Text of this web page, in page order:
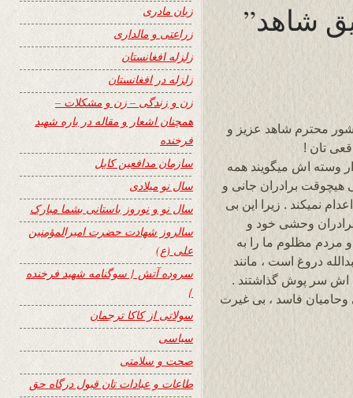
شاهد”
محترم شاهد عزیز و
تان !
وسته اش میگویند همه
برادران جانی و
نمیکند . زیرا این بی
وحشی خود و
مردم مظلوم ما را به
دروغ است ، مانند
اش سر پوش گذاشتند .
فاسد ، بی غیرت
زبان مادری
زراعتی و مالداری
زلزله افغانستان
زلزله در افغانستان
زن و زندگی – زن و مشکلات –
همچنان اشعار و مقاله در باره شهید
فرخنده
سازمان مدافعین کابل
سال نو میلادی
سال نو و نوروز باستانی بشما مبارک
سالروز شهادت حضرت امیرالمؤمنین
علی (ع)
سروده آتش { سوگنامه شهید فرخنده
}
سولاتی از کاکا ترجمان
سیاسی
صحت و سلامتی
طاعات و عبادات تان قبول درگاه حق